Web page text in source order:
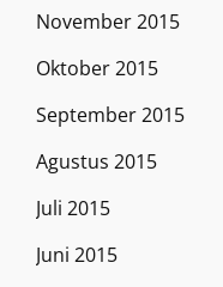
November 2015
Oktober 2015
September 2015
Agustus 2015
Juli 2015
Juni 2015